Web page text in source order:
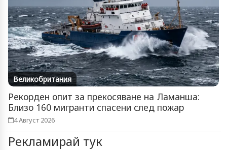
Великобритания
Рекорден опит за прекосяване на Ламанша:
Близо 160 мигранти спасени след пожар
4 Август 2026
Рекламирай тук